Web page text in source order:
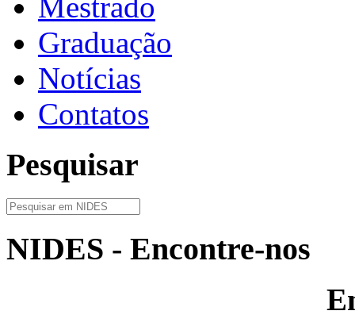
Graduação
Notícias
Contatos
Pesquisar
NIDES - Encontre-nos